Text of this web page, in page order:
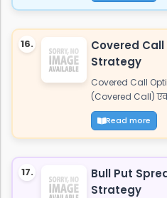
16.
Covered
Strategy
Covered Call
(Covered Call)
Read more
17.
Bull Put
Strategy